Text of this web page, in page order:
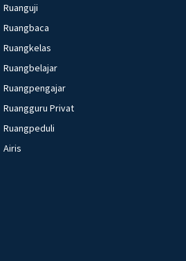
Ruanguji
Ruangbaca
Ruangkelas
Ruangbelajar
Ruangpengajar
Ruangguru Privat
Ruangpeduli
Airis